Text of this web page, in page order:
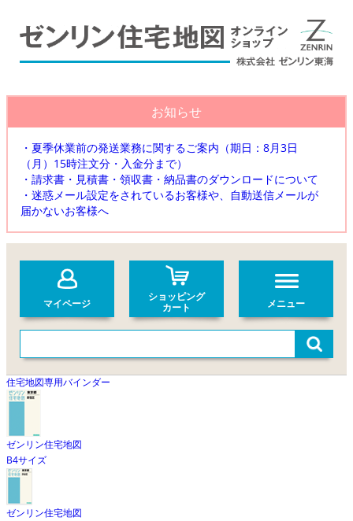
お知らせ
・夏季休業前の発送業務に関するご案内（期日：8月3日
（月）15時注文分・入金分まで）
・請求書・見積書・領収書・納品書のダウンロードについて
・迷惑メール設定をされているお客様や、自動送信メールが
届かないお客様へ
マイページ
ショッピング
カート
メニュー
住宅地図専用バインダー
ゼンリン住宅地図
B4サイズ
ゼンリン住宅地図